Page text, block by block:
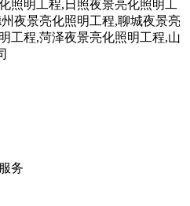
务